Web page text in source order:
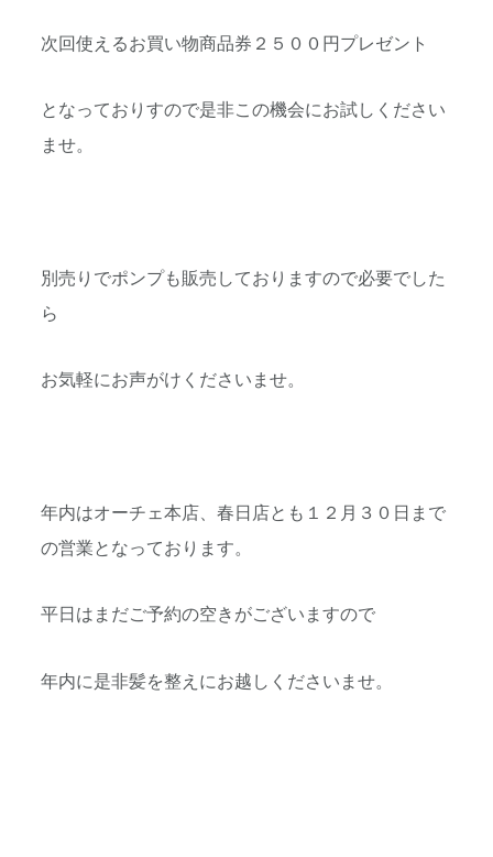
次回使えるお買い物商品券２５００円プレゼント
となっておりすので是非この機会にお試しください
ませ。
別売りでポンプも販売しておりますので必要でした
ら
お気軽にお声がけくださいませ。
年内はオーチェ本店、春日店とも１２月３０日まで
の営業となっております。
平日はまだご予約の空きがございますので
年内に是非髪を整えにお越しくださいませ。